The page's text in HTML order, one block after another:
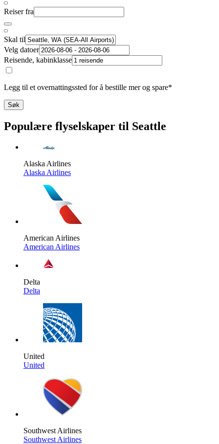
Reiser fra
Skal til
Velg datoer
Reisende, kabinklasse
Legg til et overnattingssted for å bestille mer og spare*
Søk
Populære flyselskaper til Seattle
Alaska Airlines
Alaska Airlines
American Airlines
American Airlines
Delta
Delta
United
United
Southwest Airlines
Southwest Airlines